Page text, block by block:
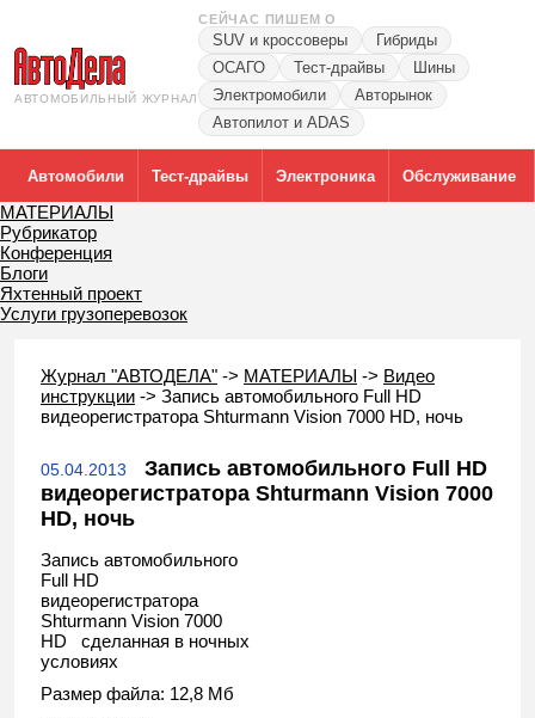
АВТОМОБИЛЬНЫЙ ЖУРНАЛ
СЕЙЧАС ПИШЕМ О
SUV и кроссоверы
Гибриды
ОСАГО
Тест-драйвы
Шины
Электромобили
Авторынок
Автопилот и ADAS
Автомобили Тест-драйвы Электроника Обслуживание
МАТЕРИАЛЫ
Рубрикатор
Конференция
Блоги
Яхтенный проект
Услуги грузоперевозок
Журнал "АВТОДЕЛА" -> МАТЕРИАЛЫ -> Видео
инструкции -> Запись автомобильного Full HD
видеорегистратора Shturmann Vision 7000 HD, ночь
05.04.2013
Запись автомобильного Full HD
видеорегистратора Shturmann Vision 7000
HD, ночь
Запись автомобильного
Full HD
видеорегистратора
Shturmann Vision 7000
HD сделанная в ночных
условиях
Размер файла: 12,8 Мб